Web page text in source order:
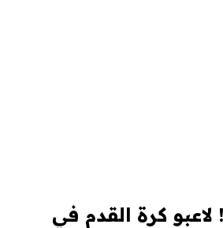
لاعبو كرة القدم في